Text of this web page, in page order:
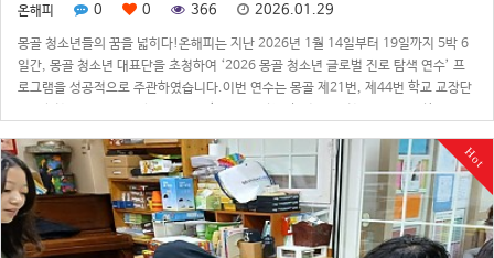
온해피 0 0 366 2026.01.29
몽골 청소년들의 꿈을 넓히다!온해피는 지난 2026년 1월 14일부터 19일까지 5박 6
일간, 몽골 청소년 대표단을 초청하여 ‘2026 몽골 청소년 글로벌 진로 탐색 연수’ 프
로그램을 성공적으로 주관하였습니다.이번 연수는 몽골 제21번, 제44번 학교 교장단
Hot